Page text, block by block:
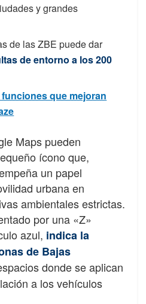
y grandes
de las ZBE puede dar
de entorno a los 200
que mejoran
Maps pueden
ícono que,
un papel
urbana en
ambientales estrictas.
por una «Z»
azul, indica la
de Bajas
donde se aplican
a los vehículos